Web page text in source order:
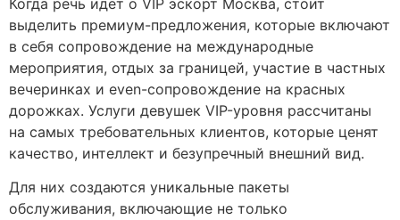
выделить премиум-предложения, которые включают
в себя сопровождение на международные
мероприятия, отдых за границей, участие в частных
вечеринках и even-сопровождение на красных
дорожках. Услуги девушек VIP-уровня рассчитаны
на самых требовательных клиентов, которые ценят
качество, интеллект и безупречный внешний вид.
Для них создаются уникальные пакеты
обслуживания, включающие не только